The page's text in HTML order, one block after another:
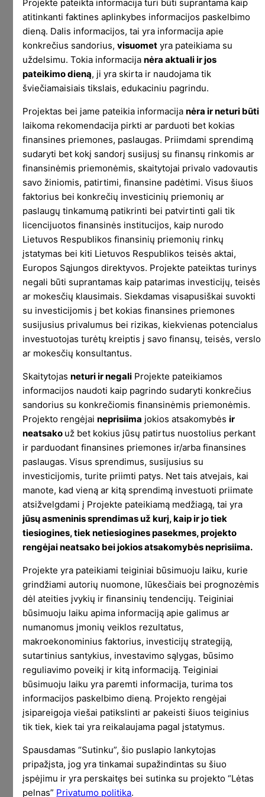
Info iš Myzone dirželio ir aplikacijos –
naudoju aktyviau sportuodamas.
Jei pridėčiau tai, ką priskaičiavo mano laikrodis,
rezultatai būtų visai neprasti:
Active energy skiltis iš Apple Health
appso – laikrodis ant rankos nuolat,
išskyrus treniruotes, bet įskaičiuoja ir
Myzone appso duomenis.
Pasirodo 10k mėnesio tikslą pasiekti gana
paprasta. Per savaitę keli kartai į boksą, kelios
skvošo valandos ir viskas. Tad šį mėnesį tikiuosi
gerokai viršyti 10k ir pajudėti arčiau 20k vien iš
Myzone. Nors gal reikia ramiau su ambicijomis ir
tikslais.
Svoris nuo eksperimento pradžios nesikeitė.
Vėliau užsuksiu kokį chartuką ir su svorio
duomenim, bet kol kas dar nelabai yra ką rodyti.
Vasario 13tą buvo 99, šiandien liko tie patys 99.
Targetas būtų bent iki 8X nuvažiuoti.
Šioje kategorijoje ypatingai nepadėjo padidėjęs
darbinis krūvis ir stresas dėl huilo bandymo
okupuoti Ukrainą (hence mažiau dėmesio ir laiko
maistui) bei savaitgalis praleistas Berlyne. Nors
ten nueitas atstumas prisidėjo prie cal deginimo,
išgertas alus (jei parduoda litrinį bokalą, tai kaip
galima nepirkt litrinio bokalo ?!) ir surytas
maistas gerokai praradimus viršijo:
Projekte pateikta informacija turi būti suprantama kaip
atitinkanti faktines aplinkybes informacijos paskelbimo
dieną. Dalis informacijos, tai yra informacija apie
konkrečius sandorius,visuomet yra pateikiama su
uždelsimu. Tokia informacijanėra aktuali ir jos
pateikimo dieną, ji yra skirta ir naudojama tik
šviečiamaisiais tikslais, edukaciniu pagrindu.
Projektas bei jame pateikia informacijanėra ir neturi būti
laikoma rekomendacija pirkti ar parduoti bet kokias
finansines priemones, paslaugas. Priimdami sprendimą
sudaryti bet kokį sandorį susijusį su finansų rinkomis ar
finansinėmis priemonėmis, skaitytojai privalo vadovautis
savo žiniomis, patirtimi, finansine padėtimi. Visus šiuos
faktorius bei konkrečių investicinių priemonių ar
paslaugų tinkamumą patikrinti bei patvirtinti gali tik
licencijuotos finansinės institucijos, kaip nurodo
Lietuvos Respublikos finansinių priemonių rinkų
įstatymas bei kiti Lietuvos Respublikos teisės aktai,
Europos Sąjungos direktyvos. Projekte pateiktas turinys
negali būti suprantamas kaip patarimas investicijų, teisės
ar mokesčių klausimais. Siekdamas visapusiškai suvokti
su investicijomis į bet kokias finansines priemones
susijusius privalumus bei rizikas, kiekvienas potencialus
investuotojas turėtų kreiptis į savo finansų, teisės, verslo
ar mokesčių konsultantus.
Skaitytojasneturi ir negali Projekte pateikiamos
informacijos naudoti kaip pagrindo sudaryti konkrečius
sandorius su konkrečiomis finansinėmis priemonėmis.
Projekto rengėjaineprisiima jokios atsakomybėsir
neatsako už bet kokius jūsų patirtus nuostolius perkant
ir parduodant finansines priemones ir/arba finansines
paslaugas. Visus sprendimus, susijusius su
investicijomis, turite priimti patys. Net tais atvejais, kai
manote, kad vieną ar kitą sprendimą investuoti priimate
atsižvelgdami į Projekte pateikiamą medžiagą, tai yra
jūsų asmeninis sprendimas už kurį, kaip ir jo tiek
tiesiogines, tiek netiesiogines pasekmes, projekto
rengėjai neatsako bei jokios atsakomybės neprisiima.
Projekte yra pateikiami teiginiai būsimuoju laiku, kurie
grindžiami autorių nuomone, lūkesčiais bei prognozėmis
dėl ateities įvykių ir finansinių tendencijų. Teiginiai
būsimuoju laiku apima informaciją apie galimus ar
numanomus įmonių veiklos rezultatus,
makroekonominius faktorius, investicijų strategiją,
sutartinius santykius, investavimo sąlygas, būsimo
reguliavimo poveikį ir kitą informaciją. Teiginiai
būsimuoju laiku yra paremti informacija, turima tos
informacijos paskelbimo dieną. Projekto rengėjai
įsipareigoja viešai patikslinti ar pakeisti šiuos teiginius
tik tiek, kiek tai yra reikalaujama pagal įstatymus.
Spausdamas “Sutinku”, šio puslapio lankytojas
pripažįsta, jog yra tinkamai supažindintas su šiuo
įspėjimu ir yra perskaitęs bei sutinka su projekto “Lėtas
pelnas” Privatumo politika.